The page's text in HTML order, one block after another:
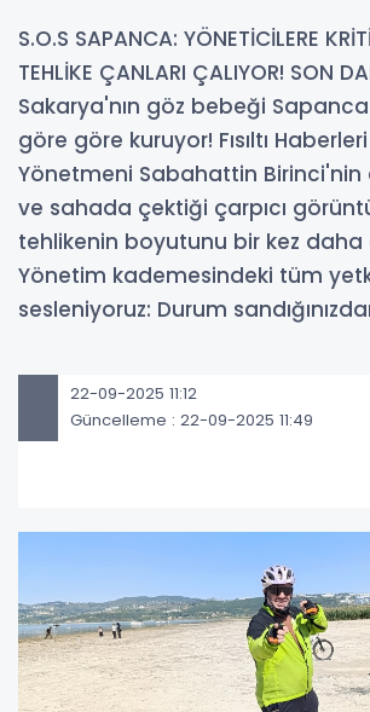
S.O.S SAPANCA: YÖNETİCİLERE
TEHLİKE ÇANLARI ÇALIYOR! SON
Sakarya'nın göz bebeği
göre göre kuruyor! Fısıltı
Yönetmeni Sabahattin Birinci'nin
ve sahada çektiği çarpıcı
tehlikenin boyutunu bir kez
Yönetim kademesindeki tüm
sesleniyoruz: Durum
22-09-2025 11:12
Güncelleme : 22-09-2025 11:49